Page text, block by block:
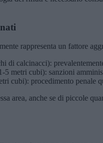
rappresenta un fattore
di calcinacci):
5 metri cubi): sanzioni
cubi): procedimento penale
area, anche se di piccole